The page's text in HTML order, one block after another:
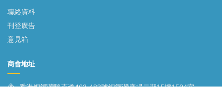
聯絡資料
刊登廣告
意見箱
商會地址